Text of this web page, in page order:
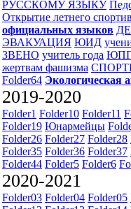
РУССКОМУ ЯЗЫКУ
Открытие летнего
официальных языков
ЭВАКУАЦИЯ ЮИД
ЗВЕНО учитель года
жертвам фашизма
Folder64 Экологическая
2019-2020
Folder1 Folder10 Folder11
Folder19 Юнармейцы
Folder26 Folder27 Folder28
Folder35 Folder36 Folder37
Folder44 Folder5 Folder6
2020-2021
Folder03 Folder04 Folder05